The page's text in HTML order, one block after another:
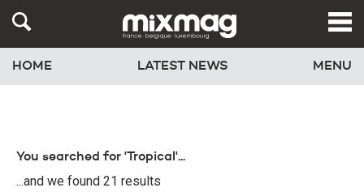
HOME LATEST NEWS MENU
You searched for 'Tropical'...
...and we found 21 results